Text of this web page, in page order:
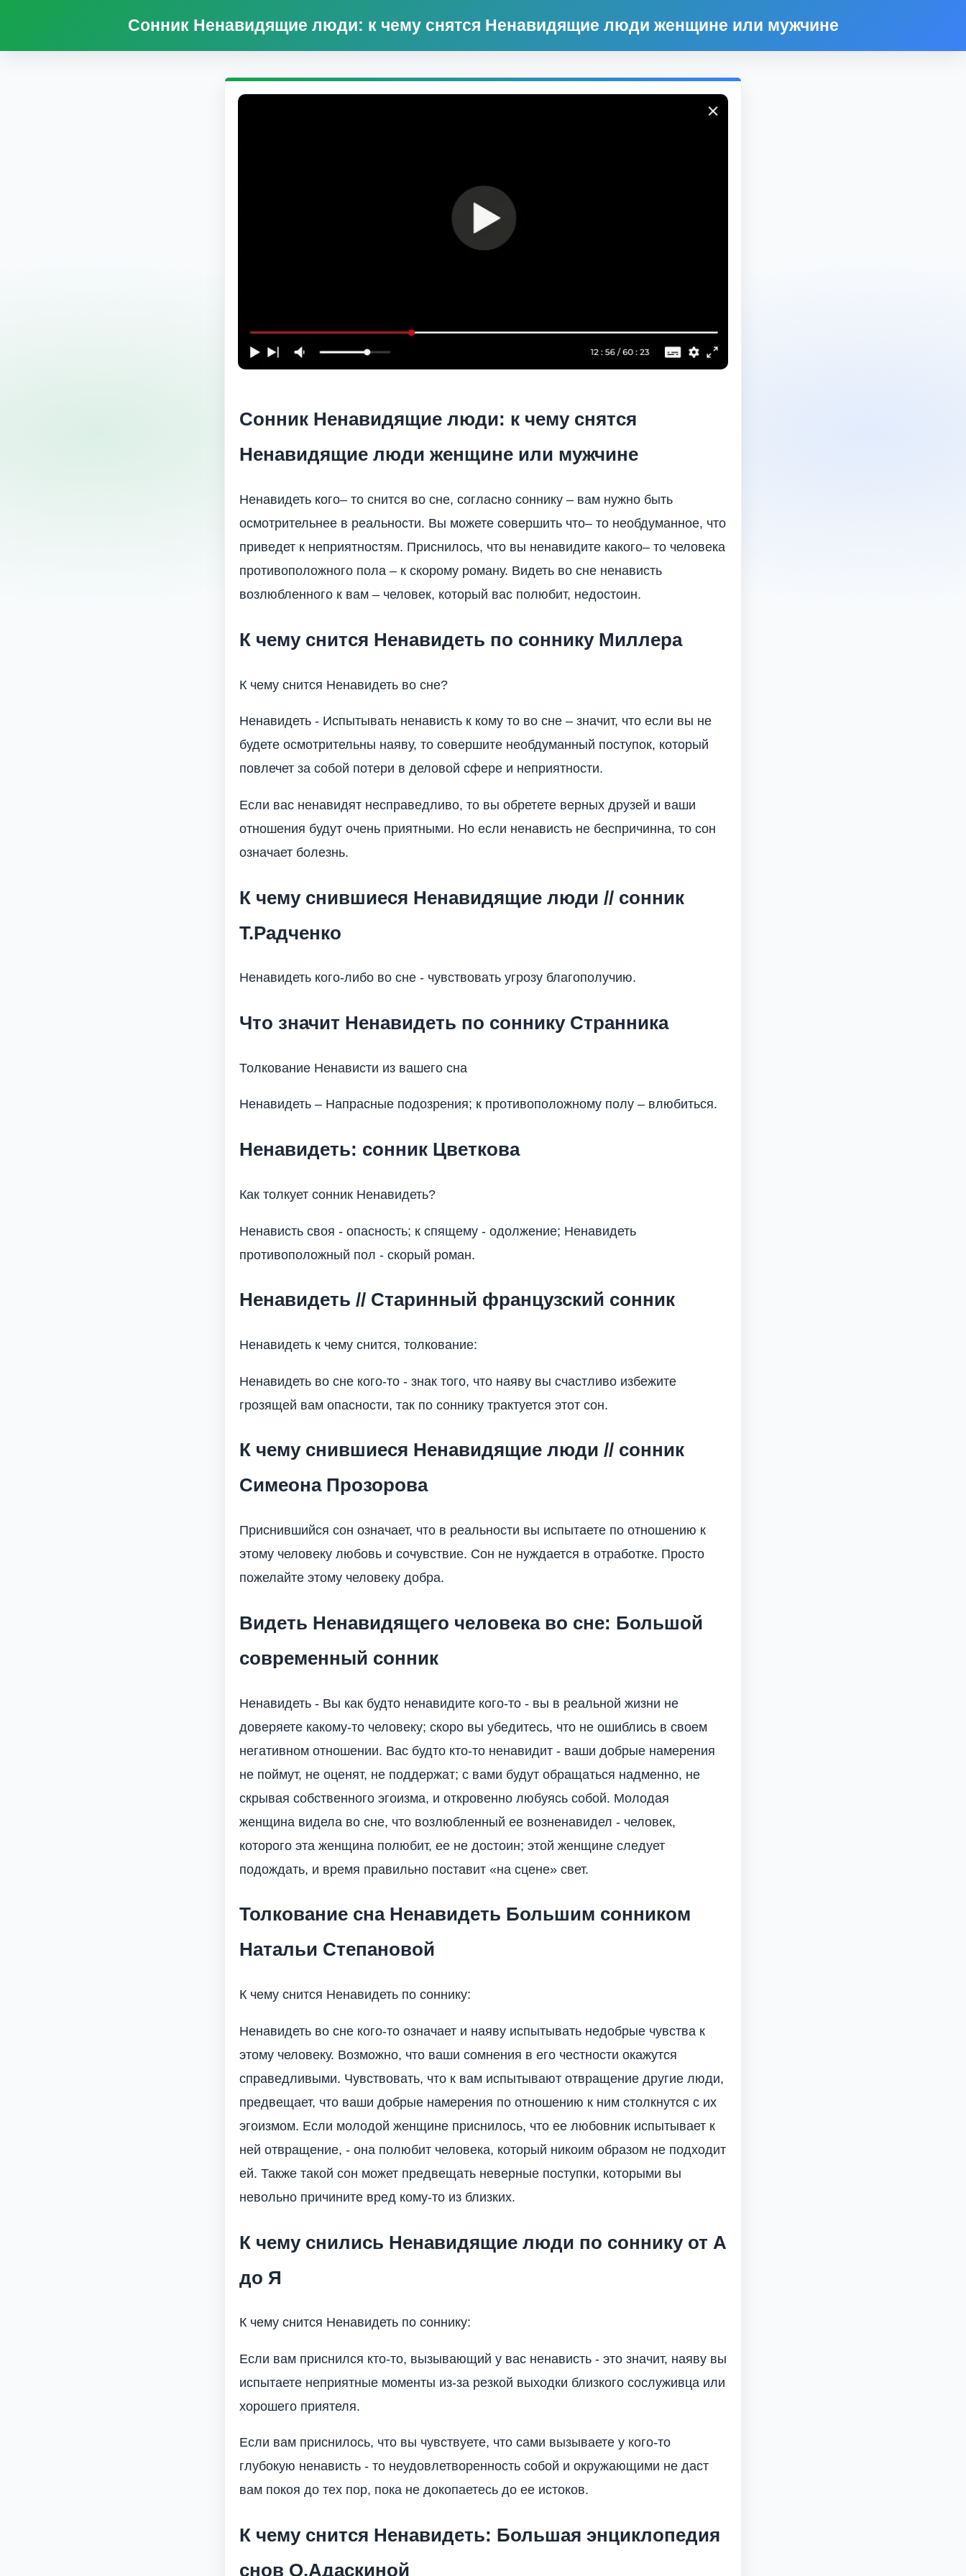
Сонник Ненавидящие люди: к чему снятся Ненавидящие люди женщине или мужчине
Сонник Ненавидящие люди: к чему снятся
Ненавидящие люди женщине или мужчине
Ненавидеть кого– то снится во сне, согласно соннику – вам нужно быть
осмотрительнее в реальности. Вы можете совершить что– то необдуманное, что
приведет к неприятностям. Приснилось, что вы ненавидите какого– то человека
противоположного пола – к скорому роману. Видеть во сне ненависть
возлюбленного к вам – человек, который вас полюбит, недостоин.
К чему снится Ненавидеть по соннику Миллера
К чему снится Ненавидеть во сне?
Ненавидеть - Испытывать ненависть к кому то во сне – значит, что если вы не
будете осмотрительны наяву, то совершите необдуманный поступок, который
повлечет за собой потери в деловой сфере и неприятности.
Если вас ненавидят несправедливо, то вы обретете верных друзей и ваши
отношения будут очень приятными. Но если ненависть не беспричинна, то сон
означает болезнь.
К чему снившиеся Ненавидящие люди // сонник
Т.Радченко
Ненавидеть кого-либо во сне - чувствовать угрозу благополучию.
Что значит Ненавидеть по соннику Странника
Толкование Ненависти из вашего сна
Ненавидеть – Напрасные подозрения; к противоположному полу – влюбиться.
Ненавидеть: сонник Цветкова
Как толкует сонник Ненавидеть?
Ненависть своя - опасность; к спящему - одолжение; Ненавидеть
противоположный пол - скорый роман.
Ненавидеть // Старинный французский сонник
Ненавидеть к чему снится, толкование:
Ненавидеть во сне кого-то - знак того, что наяву вы счастливо избежите
грозящей вам опасности, так по соннику трактуется этот сон.
К чему снившиеся Ненавидящие люди // сонник
Симеона Прозорова
Приснившийся сон означает, что в реальности вы испытаете по отношению к
этому человеку любовь и сочувствие. Сон не нуждается в отработке. Просто
пожелайте этому человеку добра.
Видеть Ненавидящего человека во сне: Большой
современный сонник
Ненавидеть - Вы как будто ненавидите кого-то - вы в реальной жизни не
доверяете какому-то человеку; скоро вы убедитесь, что не ошиблись в своем
негативном отношении. Вас будто кто-то ненавидит - ваши добрые намерения
не поймут, не оценят, не поддержат; с вами будут обращаться надменно, не
скрывая собственного эгоизма, и откровенно любуясь собой. Молодая
женщина видела во сне, что возлюбленный ее возненавидел - человек,
которого эта женщина полюбит, ее не достоин; этой женщине следует
подождать, и время правильно поставит «на сцене» свет.
Толкование сна Ненавидеть Большим сонником
Натальи Степановой
К чему снится Ненавидеть по соннику:
Ненавидеть во сне кого-то означает и наяву испытывать недобрые чувства к
этому человеку. Возможно, что ваши сомнения в его честности окажутся
справедливыми. Чувствовать, что к вам испытывают отвращение другие люди,
предвещает, что ваши добрые намерения по отношению к ним столкнутся с их
эгоизмом. Если молодой женщине приснилось, что ее любовник испытывает к
ней отвращение, - она полюбит человека, который никоим образом не подходит
ей. Также такой сон может предвещать неверные поступки, которыми вы
невольно причините вред кому-то из близких.
К чему снились Ненавидящие люди по соннику от А
до Я
К чему снится Ненавидеть по соннику:
Если вам приснился кто-то, вызывающий у вас ненависть - это значит, наяву вы
испытаете неприятные моменты из-за резкой выходки близкого сослуживца или
хорошего приятеля.
Если вам приснилось, что вы чувствуете, что сами вызываете у кого-то
глубокую ненависть - то неудовлетворенность собой и окружающими не даст
вам покоя до тех пор, пока не докопаетесь до ее истоков.
К чему снится Ненавидеть: Большая энциклопедия
снов О.Адаскиной